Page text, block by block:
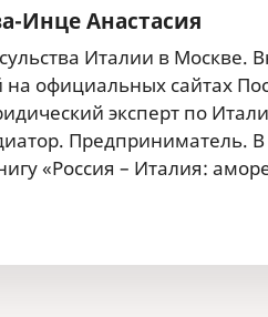
Инце Анастасия
Италии в Москве.
официальных сайтах
эксперт по
Предприниматель. В
«Россия – Италия: